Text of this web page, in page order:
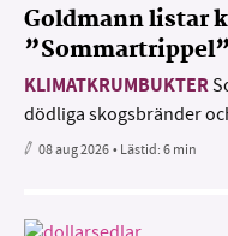
Goldmann listar
”Sommartrippel”
KLIMATKRUMBUKTER
dödliga skogsbränder
08 aug 2026• Lästid:6 min